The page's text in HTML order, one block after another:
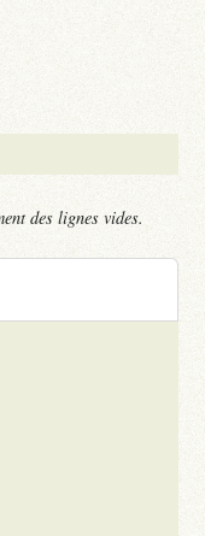
des lignes vides.